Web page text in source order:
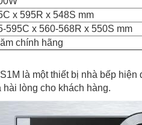
x 595R x 548S mm
595C x 560-568R x 550S mm
chính hãng
là một thiết bị nhà bếp
lòng cho khách hàng.